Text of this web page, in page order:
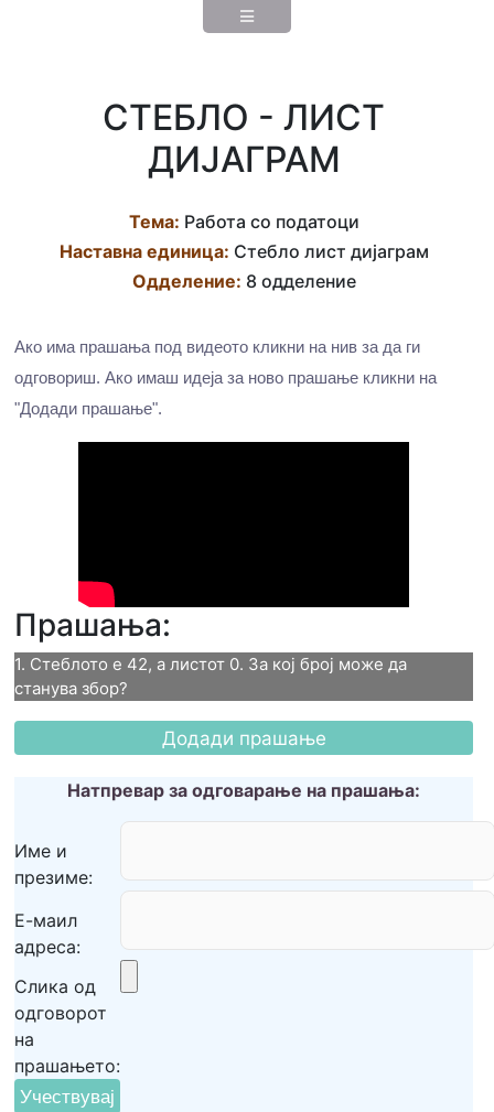
СТЕБЛО - ЛИСТ
ДИЈАГРАМ
Тема: Работа со податоци
Наставна eдиница: Стебло лист дијаграм
Одделение: 8 одделение
Ако има прашања под видеото кликни на нив за да ги
одговориш. Ако имаш идеја за ново прашање кликни на
"Додади прашање".
Прашања:
1. Стеблото е 42, а листот 0. За кој број може да
станува збор?
1. Стеблото е 42, а листот
0. За кој број може да
42
420
4200
Ако не го знаете одговорот кликнете тука
Натпревар за одговарање на прашања:
Име и
презиме:
Е-маил
адреса:
Слика од
одговорот
на
прашањето: